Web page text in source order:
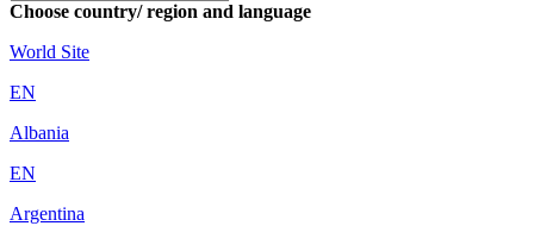
Choose country/ region and language
World Site
EN
Albania
EN
Argentina